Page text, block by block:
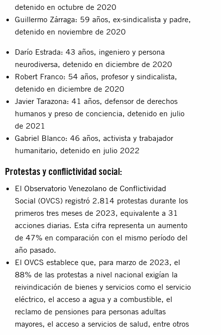
detenido en octubre de 2020
Guillermo Zárraga: 59 años, ex-sindicalista y padre,
detenido en noviembre de 2020
Darío Estrada: 43 años, ingeniero y persona
neurodiversa, detenido en diciembre de 2020
Robert Franco: 54 años, profesor y sindicalista,
detenido en diciembre de 2020
Javier Tarazona: 41 años, defensor de derechos
humanos y preso de conciencia, detenido en julio
de 2021
Gabriel Blanco: 46 años, activista y trabajador
humanitario, detenido en julio 2022
Protestas y conflictividad social:
El Observatorio Venezolano de Conflictividad
Social (OVCS) registró 2.814 protestas durante los
primeros tres meses de 2023, equivalente a 31
acciones diarias. Esta cifra representa un aumento
de 47% en comparación con el mismo período del
año pasado.
El OVCS establece que, para marzo de 2023, el
88% de las protestas a nivel nacional exigían la
reivindicación de bienes y servicios como el servicio
eléctrico, el acceso a agua y a combustible, el
reclamo de pensiones para personas adultas
mayores, el acceso a servicios de salud, entre otros